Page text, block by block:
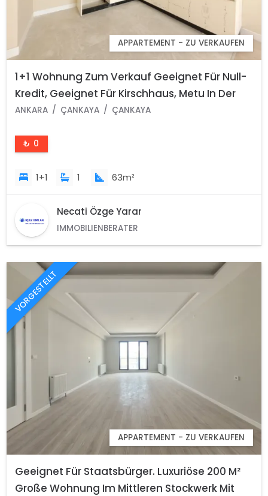
APPARTEMENT - ZU VERKAUFEN
1+1 Wohnung Zum Verkauf Geeignet Für Null-
Kredit, Geeignet Für Kirschhaus, Metu In Der
Nähe Von Arbeiterblöcken, Stadtteil Çankaya
ANKARA ÇANKAYA ÇANKAYA
₺ 0
1+1 1 63m²
Necati Özge Yarar
IMMOBILIENBERATER
VORGESTELLT
APPARTEMENT - ZU VERKAUFEN
Geeignet Für Staatsbürger. Luxuriöse 200 M²
Große Wohnung Im Mittleren Stockwerk Mit